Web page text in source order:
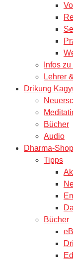
Infos
Lehrer
Drikung
Bücher
Audio
Dharma-Shop
Tipps
Bücher